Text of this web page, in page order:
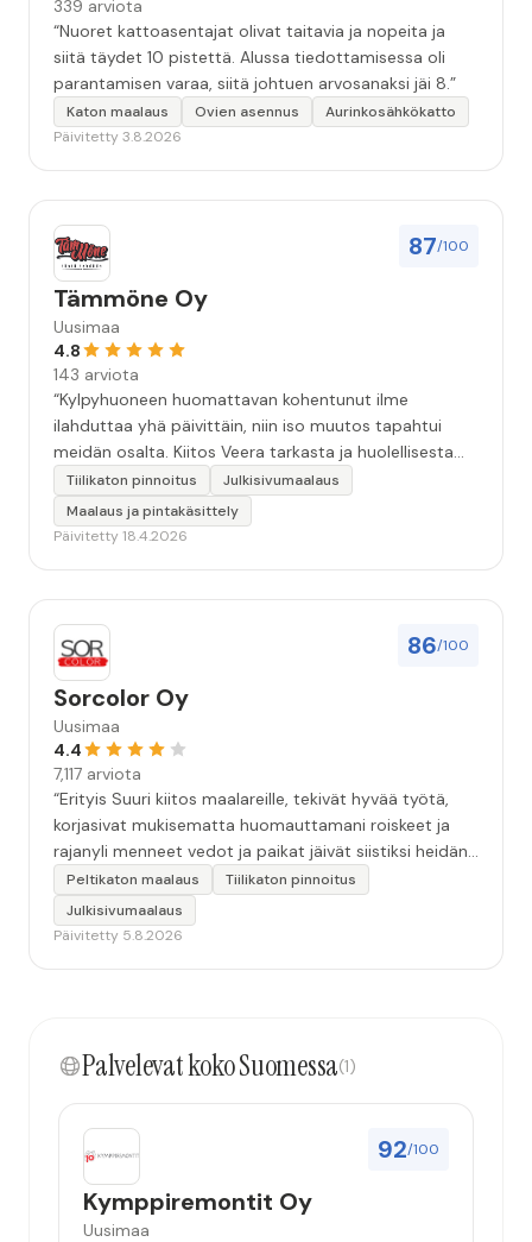
339 arviota
“Nuoret kattoasentajat olivat taitavia ja nopeita ja
siitä täydet 10 pistettä. Alussa tiedottamisessa oli
parantamisen varaa, siitä johtuen arvosanaksi jäi 8.”
Katon maalaus Ovien asennus
Aurinkosähkökatto
Päivitetty 3.8.2026
87/100
Tämmöne Oy
Uusimaa
4.8
143 arviota
“Kylpyhuoneen huomattavan kohentunut ilme
ilahduttaa yhä päivittäin, niin iso muutos tapahtui
meidän osalta. Kiitos Veera tarkasta ja huolellisesta
työstä, sekä ystävällisestä palvelusta!”
Tiilikaton pinnoitus
Julkisivumaalaus
Maalaus ja pintakäsittely
Päivitetty 18.4.2026
86/100
Sorcolor Oy
Uusimaa
4.4
7,117 arviota
“Erityis Suuri kiitos maalareille, tekivät hyvää työtä,
korjasivat mukisematta huomauttamani roiskeet ja
rajanyli menneet vedot ja paikat jäivät siistiksi heidän
lähtönsä jälkeen.”
Peltikaton maalaus
Tiilikaton pinnoitus
Julkisivumaalaus
Päivitetty 5.8.2026
Palvelevat koko Suomessa(1)
92/100
Kymppiremontit Oy
Uusimaa